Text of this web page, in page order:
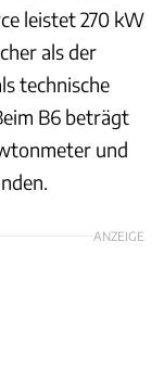
leistet 270 kW
als der
technische
B6 beträgt
und
ANZEIGE